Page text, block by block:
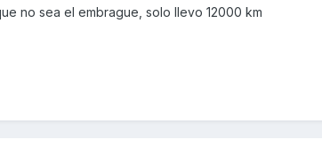
no sea el embrague, solo llevo 12000 km